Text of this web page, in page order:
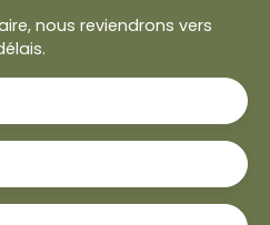
nous reviendrons vers